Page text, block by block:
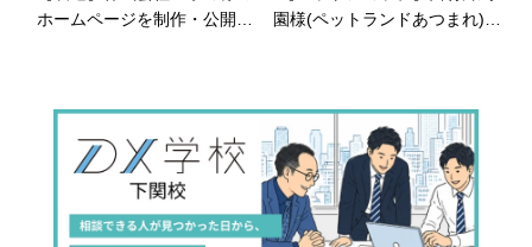
ホームページを制作・公開し
園様(ペットランドあつまれ)の